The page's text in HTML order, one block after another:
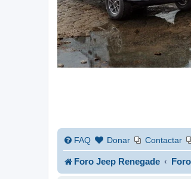
FAQ Donar Contactar
Foro Jeep Renegade